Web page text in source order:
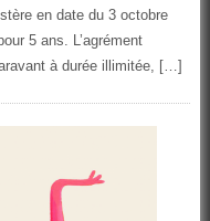
en date du 3 octobre
5 ans. L’agrément
à durée illimitée, […]